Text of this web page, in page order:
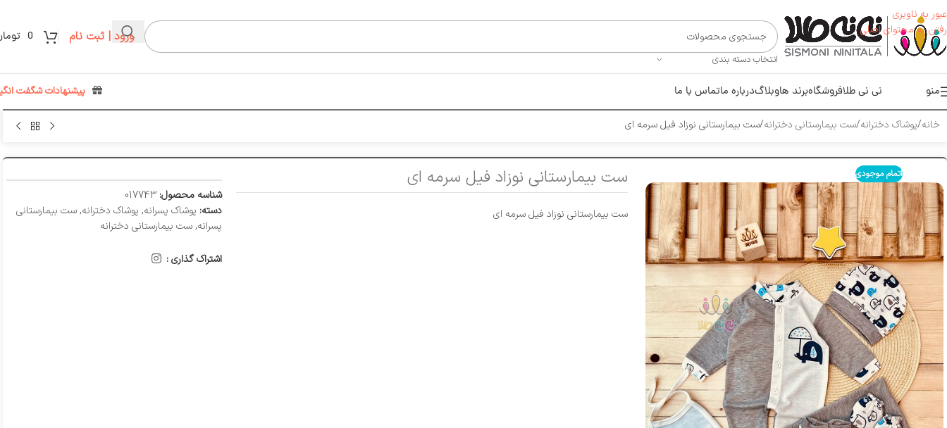
عبور به ناوبری
رفتن به محتوای اصلی
انتخاب دسته بندی
ورود | ثبت نام 0
منو نی نی طلافروشگاهبرند هاوبلاگدرباره ماتماس با ما پیشنهادات شگفت
خانه پوشاک دخترانه ست بیمارستانی دخترانه ست بیمارستانی نوزاد فیل سرمه ای
اتمام موجودی ست بیمارستانی نوزاد فیل سرمه ای
ست بیمارستانی نوزاد فیل سرمه ای
شناسه محصول:017743
دسته: پوشاک پسرانه, پوشاک دخترانه,ست بیمارستانی
پسرانه,ست بیمارستانی دخترانه
اشتراک گذاری :